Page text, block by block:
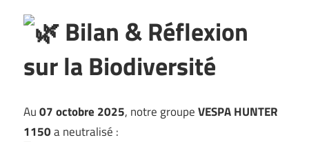
Bilan & Réflexion
sur la Biodiversité
Au07 octobre 2025, notre groupeVESPA HUNTER
1150a neutralisé :